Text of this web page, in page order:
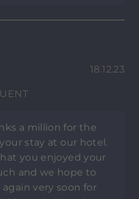
18.12.23
a million for the
stay at our hotel.
you enjoyed your
and we hope to
very soon for